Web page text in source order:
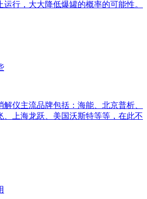
行，大大降低爆罐的概率的可能性。
解仪主流品牌包括：海能、北京普析、
、上海龙跃、美国沃斯特等等，在此不